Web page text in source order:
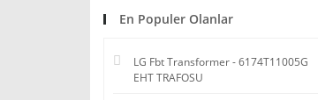
En Populer Olanlar
LG Fbt Transformer - 6174T11005G
EHT TRAFOSU